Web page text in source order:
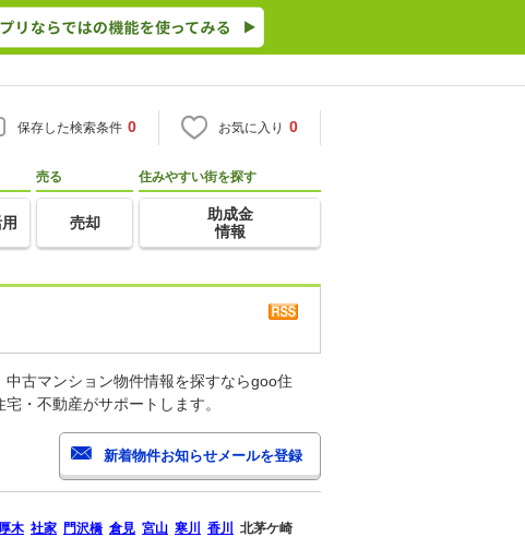
保存した検索条件 0 お気に入り 0
売る
売却
住みやすい街を探す
助成金
情報
古マンション物件情報を探すならgoo住
・不動産がサポートします。
厚木 社家 門沢橋 倉見 宮山 寒川 香川
北茅ケ崎